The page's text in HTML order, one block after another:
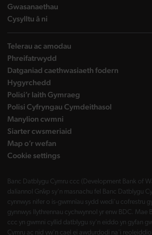
Gwasanaethau
Cysylltu â ni
Telerau ac amodau
Phreifatrwydd
Datganiad caethwasiaeth fodern
Hygyrchedd
Polisi’r Iaith Gymraeg
Polisi Cyfryngau Cymdeithasol
Manylion cwmni
Siarter cwsmeriaid
Map o’r wefan
Cookie settings
Banc Datblygu Cymru ccc (Development Bank of
daliannol Grŵp sy'n masnachu fel Banc Datblygu
cynnwys nifer o is-gwmnïau sydd wedi'u cofrestru
gynnwys llythrennau cychwynnol yr enw BDC. Mae
ccc yn gwmni cyllid datblygu sy'n eiddo yn gyfan
Cymru ac nid yw'n cael ei awdurdodi na'i